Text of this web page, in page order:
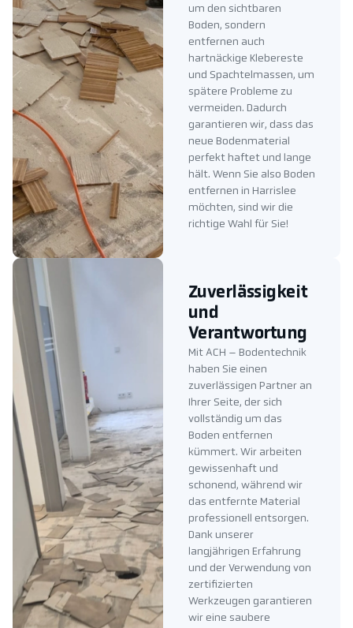
um den sichtbaren
Boden, sondern
entfernen auch
hartnäckige Klebereste
und Spachtelmassen, um
spätere Probleme zu
vermeiden. Dadurch
garantieren wir, dass das
neue Bodenmaterial
perfekt haftet und lange
hält. Wenn Sie also Boden
entfernen in Harrislee
möchten, sind wir die
richtige Wahl für Sie!
Zuverlässigkeit
und
Verantwortung
Mit ACH – Bodentechnik
haben Sie einen
zuverlässigen Partner an
Ihrer Seite, der sich
vollständig um das
Boden entfernen
kümmert. Wir arbeiten
gewissenhaft und
schonend, während wir
das entfernte Material
professionell entsorgen.
Dank unserer
langjährigen Erfahrung
und der Verwendung von
zertifizierten
Werkzeugen garantieren
wir eine saubere